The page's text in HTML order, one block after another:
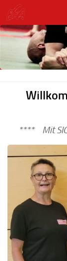
Unter dem Inhalt
**** Mit